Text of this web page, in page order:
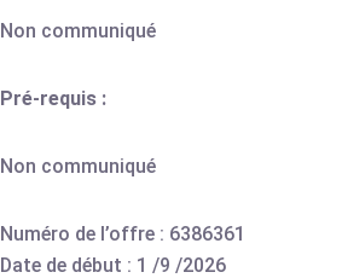
Non communiqué
Pré-requis :
Non communiqué
Numéro de l’offre : 6386361
Date de début : 1 /9 /2026